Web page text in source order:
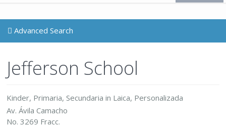
Advanced Search
Jefferson School
Kinder, Primaria, Secundaria in Laica, Personalizada
Av. Ávila Camacho
No. 3269 Fracc.